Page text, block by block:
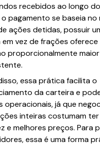
recebidos ao longo
pagamento se baseia no
ações detidas, possuir
em vez de frações oferece
proporcionalmente maior
essa prática facilita o
da carteira e
operacionais, já que
inteiras costumam
e melhores preços. Para
essa é uma forma